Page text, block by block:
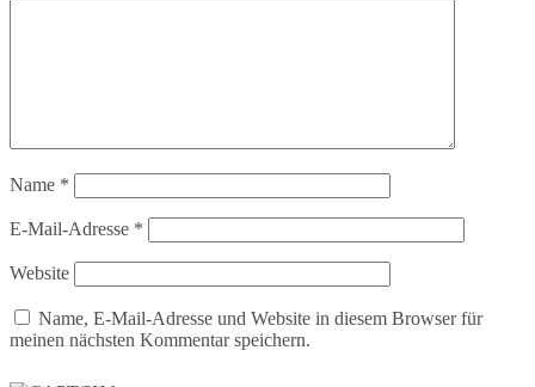
Name *
E-Mail-Adresse *
Website
Name, E-Mail-Adresse und Website in diesem Browser für
meinen nächsten Kommentar speichern.